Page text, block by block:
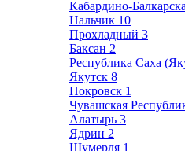
Кабардино-
Нальчик 10
Прохладный 3
Баксан 2
Республика Саха
Якутск 8
Покровск 1
Чувашская
Алатырь 3
Ядрин 2
Шумерля 1